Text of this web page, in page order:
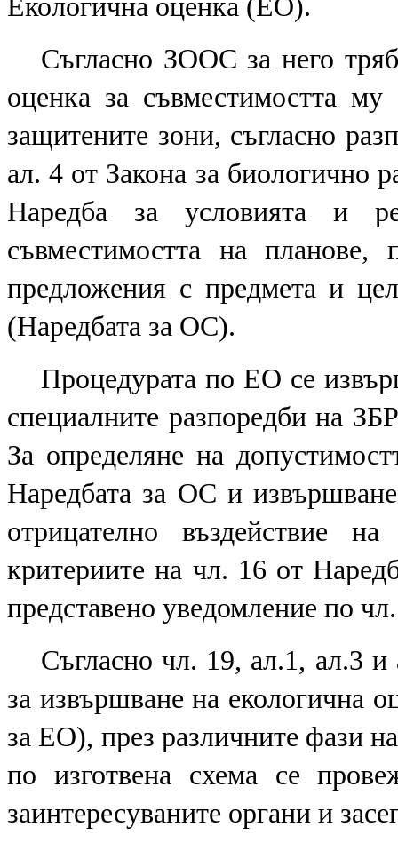
Екологична оценка (ЕО).
Съгласно ЗООС за него
оценка за съвместимостта
защитените зони, съгласно
ал. 4 от Закона за биологично
Наредба за условията и
съвместимостта на планове,
предложения с предмета и
(Наредбата за ОС).
Процедурата по ЕО се
специалните разпоредби на
За определяне на
Наредбата за ОС и
отрицателно въздействие
критериите на чл. 16 от
представено уведомление по
Съгласно чл. 19, ал.1, ал.3 и
за извършване на екологична
за ЕО), през различните фази
по изготвена схема се
заинтересуваните органи и